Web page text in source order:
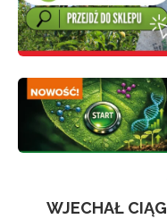
WJECHAŁ